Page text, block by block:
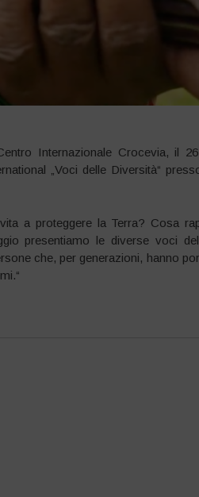
Internazionale Crocevia, il
„Voci delle Diversità“
a proteggere la Terra? Cosa
presentiamo le diverse voci
che, per generazioni, hanno